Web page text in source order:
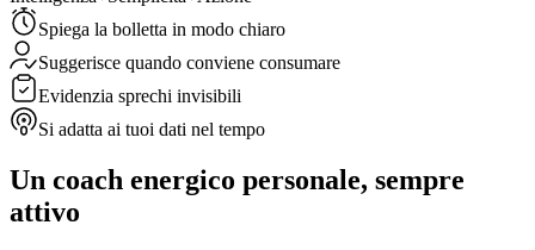
Spiega la bolletta in modo chiaro
Suggerisce quando conviene consumare
Evidenzia sprechi invisibili
Si adatta ai tuoi dati nel tempo
Un coach energico personale, sempre
attivo